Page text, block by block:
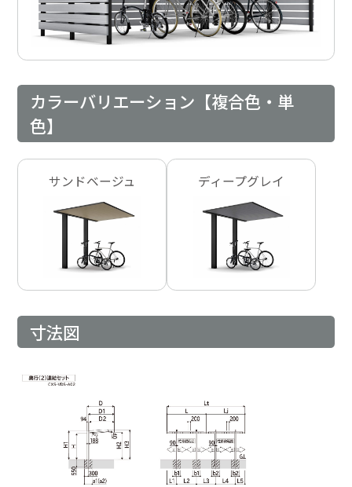
カラーバリエーション【複合色・単
色】
サンドベージュ ディープグレイ
寸法図